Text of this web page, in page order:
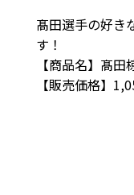
髙田選手の好き
す！
【商品名】髙
【販売価格】